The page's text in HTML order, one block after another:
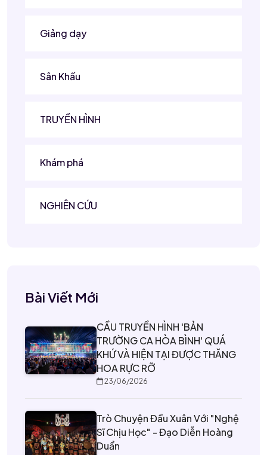
Giảng dạy
Sân Khấu
TRUYỀN HÌNH
Khám phá
NGHIÊN CỨU
Bài Viết Mới
CẦU TRUYỀN HÌNH 'BẢN
TRƯỜNG CA HÒA BÌNH' QUÁ
KHỨ VÀ HIỆN TẠI ĐƯỢC THĂNG
HOA RỰC RỠ
23/06/2026
Trò Chuyện Đầu Xuân Với "nghệ
Sĩ Chịu Học" - Đạo Diễn Hoàng
Duẩn